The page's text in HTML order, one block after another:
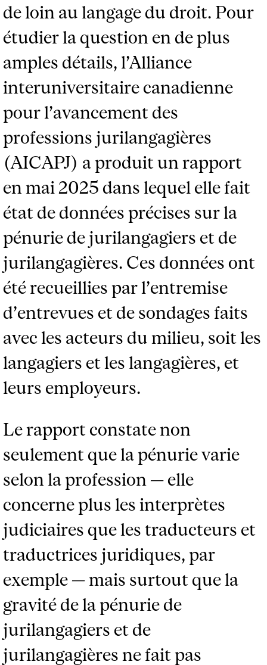
de loin au langage du droit. Pour
étudier la question en de plus
amples détails, l’Alliance
interuniversitaire canadienne
pour l’avancement des
professions jurilangagières
(AICAPJ) a produit un rapport
en mai 2025 dans lequel elle fait
état de données précises sur la
pénurie de jurilangagiers et de
jurilangagières. Ces données ont
été recueillies par l’entremise
d’entrevues et de sondages faits
avec les acteurs du milieu, soit les
langagiers et les langagières, et
leurs employeurs.
Le rapport constate non
seulement que la pénurie varie
selon la profession — elle
concerne plus les interprètes
judiciaires que les traducteurs et
traductrices juridiques, par
exemple — mais surtout que la
gravité de la pénurie de
jurilangagiers et de
jurilangagières ne fait pas